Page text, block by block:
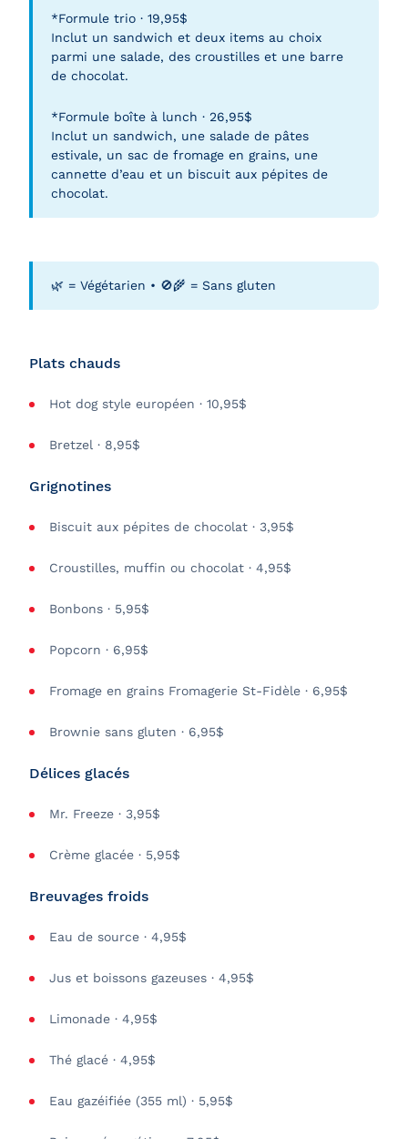
*Formule trio · 19,95$
Inclut un sandwich et deux items au choix
parmi une salade, des croustilles et une barre
de chocolat.
*Formule boîte à lunch · 26,95$
Inclut un sandwich, une salade de pâtes
estivale, un sac de fromage en grains, une
cannette d’eau et un biscuit aux pépites de
chocolat.
🌿 = Végétarien • 🚫🌾 = Sans gluten
Plats chauds
Hot dog style européen · 10,95$
Bretzel · 8,95$
Grignotines
Biscuit aux pépites de chocolat · 3,95$
Croustilles, muffin ou chocolat · 4,95$
Bonbons · 5,95$
Popcorn · 6,95$
Fromage en grains Fromagerie St-Fidèle · 6,95$
Brownie sans gluten · 6,95$
Délices glacés
Mr. Freeze · 3,95$
Crème glacée · 5,95$
Breuvages froids
Eau de source · 4,95$
Jus et boissons gazeuses · 4,95$
Limonade · 4,95$
Thé glacé · 4,95$
Eau gazéifiée (355 ml) · 5,95$